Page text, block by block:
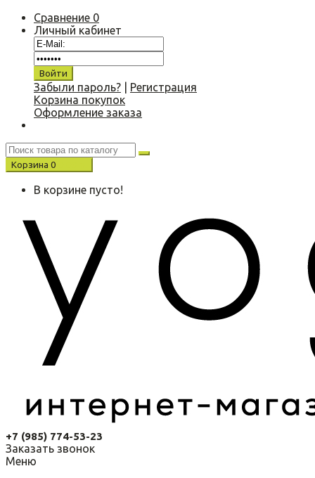
Сравнение 0
Личный кабинет
Забыли пароль?
Регистрация
Корзина покупок
Оформление заказа
Корзина 0
В корзине пусто!
+7 (985) 774-53-23
Заказать звонок
Меню